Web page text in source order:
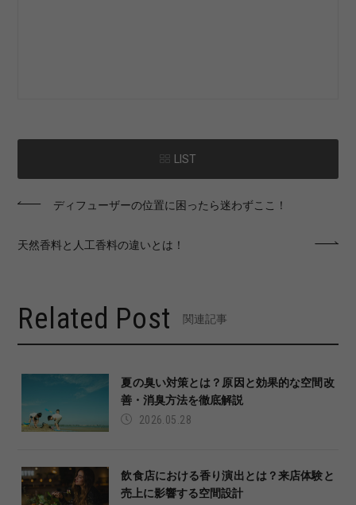
ディフューザーの位置に困ったら迷わずここ！
LIST
天然香料と人工香料の違いとは！
Related Post 関連記事
夏の臭い対策とは？原因と効果的な空間改
善・消臭方法を徹底解説
2026.05.28
飲食店における香り演出とは？来店体験と
売上に影響する空間設計